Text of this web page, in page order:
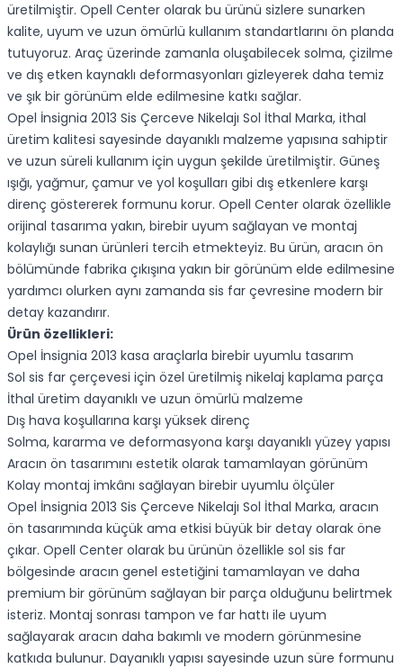
üretilmiştir. Opell Center olarak bu ürünü sizlere sunarken
kalite, uyum ve uzun ömürlü kullanım standartlarını ön planda
tutuyoruz. Araç üzerinde zamanla oluşabilecek solma, çizilme
ve dış etken kaynaklı deformasyonları gizleyerek daha temiz
ve şık bir görünüm elde edilmesine katkı sağlar.
Opel İnsignia 2013 Sis Çerceve Nikelajı Sol İthal Marka, ithal
üretim kalitesi sayesinde dayanıklı malzeme yapısına sahiptir
ve uzun süreli kullanım için uygun şekilde üretilmiştir. Güneş
ışığı, yağmur, çamur ve yol koşulları gibi dış etkenlere karşı
direnç göstererek formunu korur. Opell Center olarak özellikle
orijinal tasarıma yakın, birebir uyum sağlayan ve montaj
kolaylığı sunan ürünleri tercih etmekteyiz. Bu ürün, aracın ön
bölümünde fabrika çıkışına yakın bir görünüm elde edilmesine
yardımcı olurken aynı zamanda sis far çevresine modern bir
detay kazandırır.
Ürün özellikleri:
Opel İnsignia 2013 kasa araçlarla birebir uyumlu tasarım
Sol sis far çerçevesi için özel üretilmiş nikelaj kaplama parça
İthal üretim dayanıklı ve uzun ömürlü malzeme
Dış hava koşullarına karşı yüksek direnç
Solma, kararma ve deformasyona karşı dayanıklı yüzey yapısı
Aracın ön tasarımını estetik olarak tamamlayan görünüm
Kolay montaj imkânı sağlayan birebir uyumlu ölçüler
Opel İnsignia 2013 Sis Çerceve Nikelajı Sol İthal Marka, aracın
ön tasarımında küçük ama etkisi büyük bir detay olarak öne
çıkar. Opell Center olarak bu ürünün özellikle sol sis far
bölgesinde aracın genel estetiğini tamamlayan ve daha
premium bir görünüm sağlayan bir parça olduğunu belirtmek
isteriz. Montaj sonrası tampon ve far hattı ile uyum
sağlayarak aracın daha bakımlı ve modern görünmesine
katkıda bulunur. Dayanıklı yapısı sayesinde uzun süre formunu